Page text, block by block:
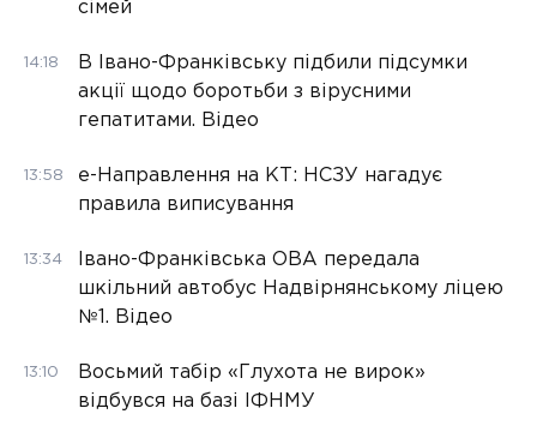
сімей
14:18
В Івано-Франківську підбили підсумки
акції щодо боротьби з вірусними
гепатитами. Відео
13:58
е-Направлення на КТ: НСЗУ нагадує
правила виписування
13:34
Івано-Франківська ОВА передала
шкільний автобус Надвірнянському ліцею
№1. Відео
13:10
Восьмий табір «Глухота не вирок»
відбувся на базі ІФНМУ